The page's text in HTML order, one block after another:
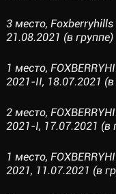
3 место,
21.08.2021 (в группе)
1 место,
2021-II, 18.07.2021 (в
2 место,
2021-I, 17.07.2021 (в
1 место,
2021, 11.07.2021 (в